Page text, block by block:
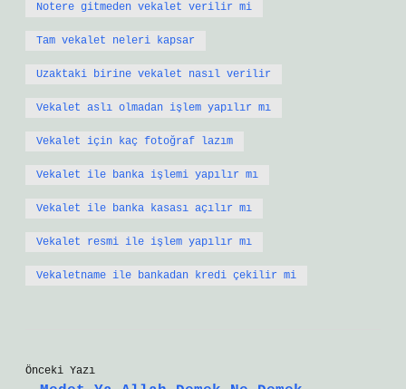
Notere gitmeden vekalet verilir mi
Tam vekalet neleri kapsar
Uzaktaki birine vekalet nasıl verilir
Vekalet aslı olmadan işlem yapılır mı
Vekalet için kaç fotoğraf lazım
Vekalet ile banka işlemi yapılır mı
Vekalet ile banka kasası açılır mı
Vekalet resmi ile işlem yapılır mı
Vekaletname ile bankadan kredi çekilir mi
Önceki Yazı